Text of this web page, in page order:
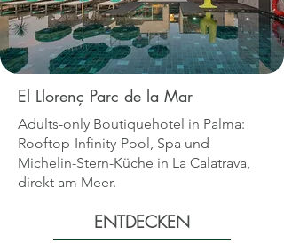
El Llorenç Parc de la Mar
Adults-only Boutiquehotel in Palma:
Rooftop-Infinity-Pool, Spa und
Michelin-Stern-Küche in La Calatrava,
direkt am Meer.
ENTDECKEN